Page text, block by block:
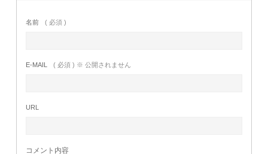
名前 ( 必須 )
E-MAIL ( 必須 ) ※ 公開されません
URL
コメント内容